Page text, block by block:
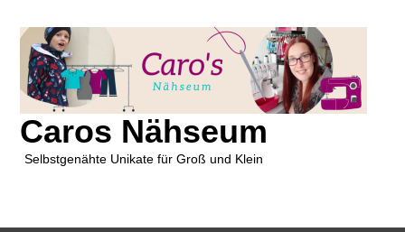
Caros Nähseum
Selbstgenähte Unikate für Groß und Klein